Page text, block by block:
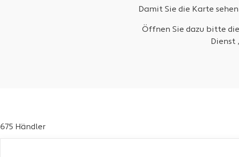
Damit Sie die Karte
Öffnen Sie dazu bitte
Dienst
675 Händler